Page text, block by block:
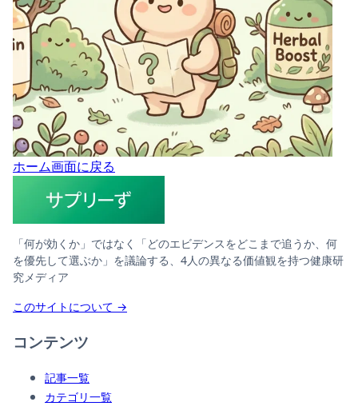
ホーム画面に戻る
「何が効くか」ではなく「どのエビデンスをどこまで追うか、何
を優先して選ぶか」を議論する、4人の異なる価値観を持つ健康研
究メディア
このサイトについて →
コンテンツ
記事一覧
カテゴリ一覧